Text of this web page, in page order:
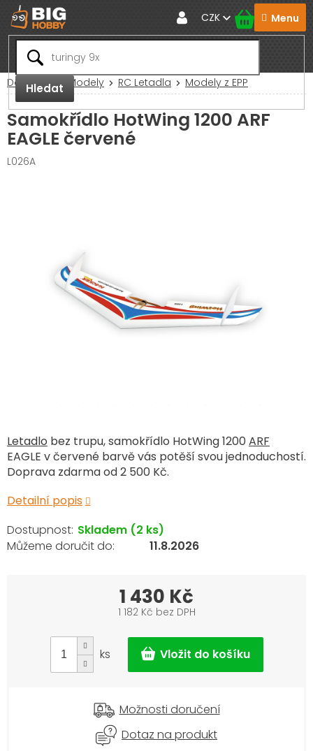
Přejít
na
obsah
Hledat
CZK
Domů RC Modely RC Letadla Modely z EPP
Samokřídlo HotWing 1200 ARF
EAGLE červené
L026A
Letadlo bez trupu, samokřídlo HotWing 1200 ARF
EAGLE v červené barvě vás potěší svou jednoduchostí.
Doprava zdarma od 2 500 Kč.
Detailní popis
Skladem (2 ks)
11.8.2026
1 430 Kč
1 182 Kč bez DPH
cena:
ks
Možnosti doručení
Dotaz na produkt